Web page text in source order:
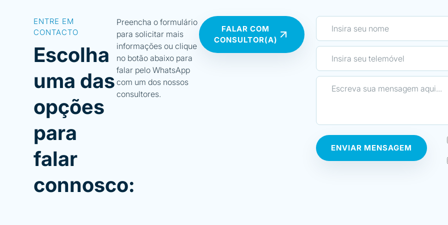
Gostaria de agradecer a toda a equipa da
formadores, como também à sua
seu excelente trabalho e dedicação!
O apoio e disponibilidade que sinto não só
como também posteriormente, é o que, na
Escola única no mercado atualmente!
ENTRE EM
CONTACTO
Escolha
uma das
opções
para
falar
connosco:
Preencha o formulário
para solicitar mais
informações ou clique
no botão abaixo para
falar pelo WhatsApp
com um dos nossos
consultores.
FALAR COM
CONSULTOR(A)
ENVIAR MENSAGEM